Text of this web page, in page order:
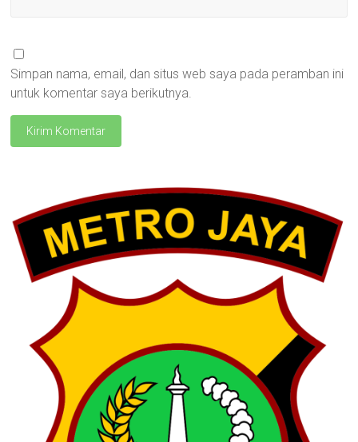
Simpan nama, email, dan situs web saya pada peramban ini
untuk komentar saya berikutnya.